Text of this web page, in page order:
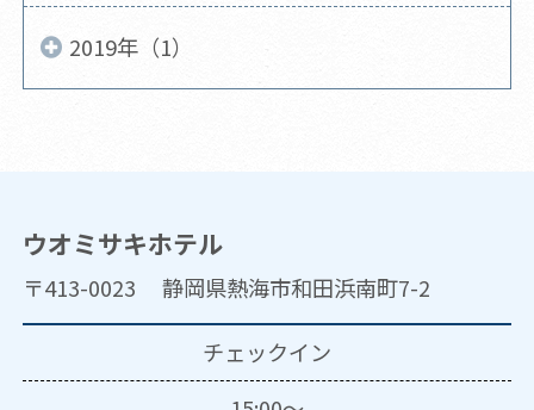
2019年（1）
ウオミサキホテル
〒413-0023 静岡県熱海市和田浜南町7-2
チェックイン